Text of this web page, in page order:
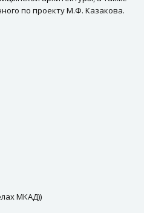
по проекту М.Ф. Казакова.
МКАД))